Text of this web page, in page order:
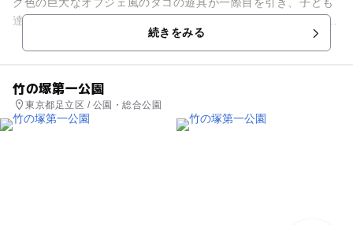
ク色の巨大なオブジェ風のタコの遊具が一際目を引き、子ども
達に大人気なスポットです。 タコの口から四方八方に伸びた足
続きをみる
竹の塚第一公園
東京都足立区 / 公園・総合公園